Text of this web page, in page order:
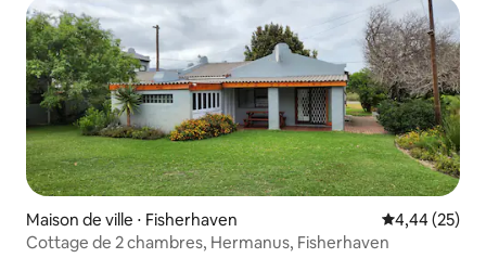
Maison de ville ⋅ Fisherhaven Évaluation
4,44 (25)
Cottage de 2 chambres, Hermanus, Fisherhaven